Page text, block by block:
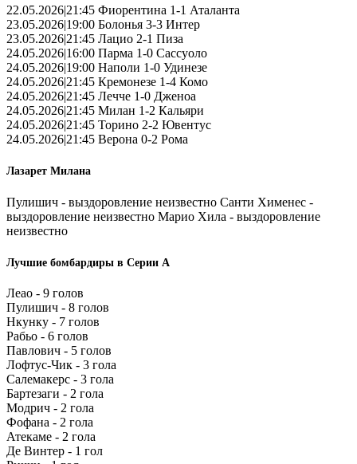
22.05.2026|21:45 Фиорентина 1-1 Аталанта
23.05.2026|19:00 Болонья 3-3 Интер
23.05.2026|21:45 Лацио 2-1 Пиза
24.05.2026|16:00 Парма 1-0 Сассуоло
24.05.2026|19:00 Наполи 1-0 Удинезе
24.05.2026|21:45 Кремонезе 1-4 Комо
24.05.2026|21:45 Лечче 1-0 Дженоа
24.05.2026|21:45 Милан 1-2 Кальяри
24.05.2026|21:45 Торино 2-2 Ювентус
24.05.2026|21:45 Верона 0-2 Рома
Лазарет Милана
Пулишич - выздоровление неизвестно Санти Хименес -
выздоровление неизвестно Марио Хила - выздоровление
неизвестно
Лучшие бомбардиры в Серии А
Леао - 9 голов
Пулишич - 8 голов
Нкунку - 7 голов
Рабьо - 6 голов
Павлович - 5 голов
Лофтус-Чик - 3 гола
Салемакерс - 3 гола
Бартезаги - 2 гола
Модрич - 2 гола
Фофана - 2 гола
Атекаме - 2 гола
Де Винтер - 1 гол